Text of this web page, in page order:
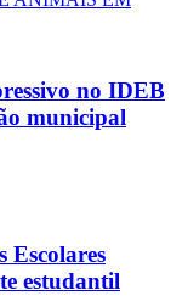
no IDEB
municipal
Escolares
estudantil